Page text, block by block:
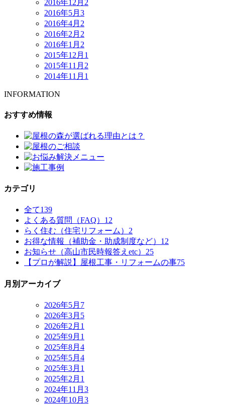
2016年12月 2
2016年5月 3
2016年4月 2
2016年2月 2
2016年1月 2
2015年12月 1
2015年11月 2
2014年11月 1
INFORMATION
おすすめ情報
カテゴリ
全て139
よくある質問（FAQ） 12
らく住む（住宅リフォーム） 2
お得な情報（補助金・助成制度など） 12
お知らせ（高山市民時報答えetc） 25
【プロが解説】屋根工事・リフォームの事75
月別アーカイブ
2026年5月 7
2026年3月 5
2026年2月 1
2025年9月 1
2025年8月 4
2025年5月 4
2025年3月 1
2025年2月 1
2024年11月 3
2024年10月 3